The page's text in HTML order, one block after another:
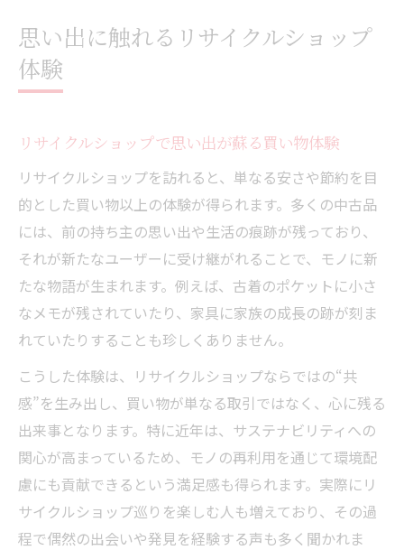
思い出に触れるリサイクルショップ
体験
リサイクルショップで思い出が蘇る買い物体験
リサイクルショップを訪れると、単なる安さや節約を目
的とした買い物以上の体験が得られます。多くの中古品
には、前の持ち主の思い出や生活の痕跡が残っており、
それが新たなユーザーに受け継がれることで、モノに新
たな物語が生まれます。例えば、古着のポケットに小さ
なメモが残されていたり、家具に家族の成長の跡が刻ま
れていたりすることも珍しくありません。
こうした体験は、リサイクルショップならではの“共
感”を生み出し、買い物が単なる取引ではなく、心に残る
出来事となります。特に近年は、サステナビリティへの
関心が高まっているため、モノの再利用を通じて環境配
慮にも貢献できるという満足感も得られます。実際にリ
サイクルショップ巡りを楽しむ人も増えており、その過
程で偶然の出会いや発見を経験する声も多く聞かれま